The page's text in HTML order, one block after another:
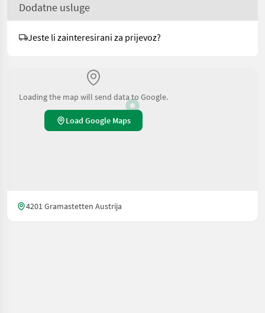
Dodatne usluge
Jeste li zainteresirani za prijevoz?
Loading the map will send data to Google.
Load Google Maps
4201 Gramastetten Austrija